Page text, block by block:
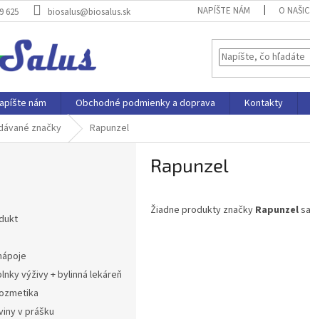
625 biosalus@biosalus.sk NAPÍŠTE NÁM O
nám Obchodné podmienky a doprava Kontakty
značky Rapunzel
výživy + bylinná lekáreň
v prášku
Rapunzel
Žiadne produkty značky Rapunzel